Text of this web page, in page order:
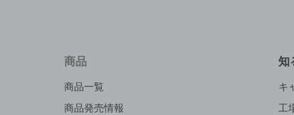
商品
商品一覧
商品発売情報
知
キ
工